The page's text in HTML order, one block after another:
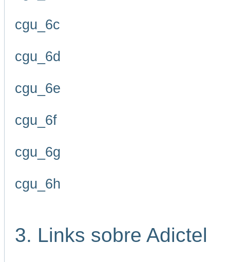
cgu_6c
cgu_6d
cgu_6e
cgu_6f
cgu_6g
cgu_6h
3. Links sobre Adictel